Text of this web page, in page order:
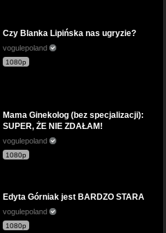
Czy Blanka Lipińska nas ugryzie?
vogulepoland
1080p
Mama Ginekolog (bez specjalizacji):
SUPER, ŻE NIE ZDAŁAM!
vogulepoland
1080p
Edyta Górniak jest BARDZO STARA
vogulepoland
1080p